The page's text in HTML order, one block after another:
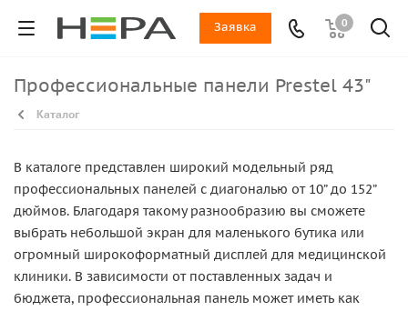
0
Заявка
Профессиональные панели Prestel 43"
Каталог
В каталоге представлен широкий модельный ряд
профессиональных панелей с диагональю от 10” до 152”
дюймов. Благодаря такому разнообразию вы сможете
выбрать небольшой экран для маленького бутика или
огромный широкоформатный дисплей для медицинской
клиники. В зависимости от поставленных задач и
бюджета, профессиональная панель может иметь как